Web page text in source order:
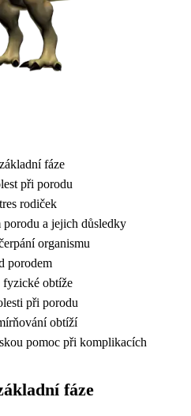
fáze
při porodu
rodiček
a jejich důsledky
organismu
porodem
fyzické obtíže
při porodu
obtíží
pomoc při komplikacích
fáze